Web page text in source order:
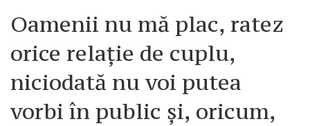
Oamenii nu mă plac, ratez
orice relație de cuplu,
niciodată nu voi putea
vorbi în public și, oricum,